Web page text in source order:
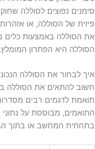
סימנים נפוצים לסוללה
פיזית של הסוללה, או
הסוללה היא הפתרון המומלץ.
איך לבחור את הסוללה
התואמים, מבוססת על
בתחתית המחשב או בתוך